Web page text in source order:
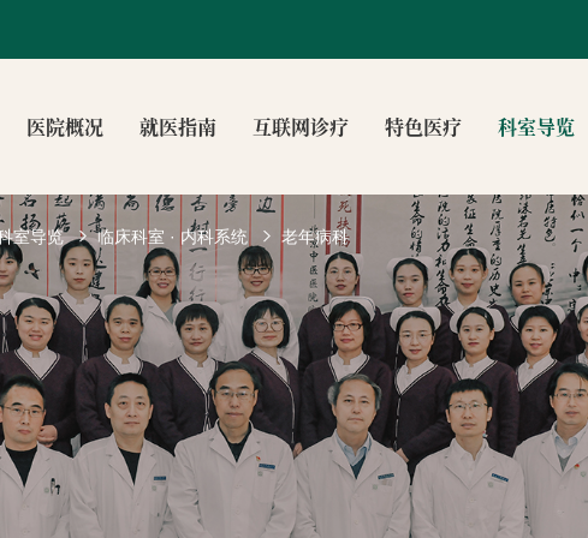
医院概况 就医指南 互联网诊疗 特色医疗 科室导览
室导览 临床科室 · 内科系统 老年病科